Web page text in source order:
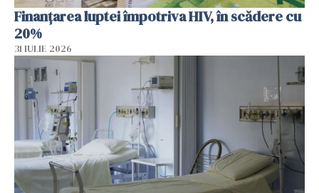
Finanțarea luptei împotriva HIV, în scădere cu
20%
31 IULIE 2026